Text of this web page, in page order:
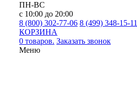
ПН-ВС
с 10:00 до 20:00
8 (800) 302-77-06 8 (499) 348-15-11
КОРЗИНА
0 товаров. Заказать звонок
Меню